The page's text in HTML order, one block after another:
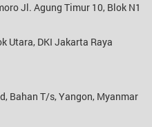
Jl. Agung Timur 10, Blok N1
Utara, DKI Jakarta Raya
Bahan T/s, Yangon, Myanmar